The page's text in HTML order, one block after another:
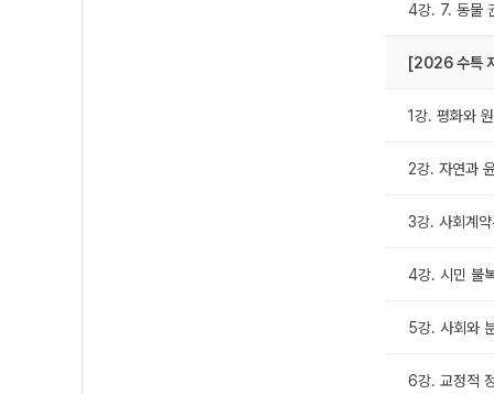
4강. 7. 동물
[2026 수특
1강. 평화와
2강. 자연과
3강. 사회계
4강. 시민 불
5강. 사회와
6강. 교정적